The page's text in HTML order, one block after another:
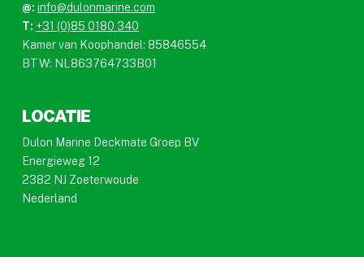
@: info@dulonmarine.com
T: +31 (0)85 0180 340
Kamer van Koophandel: 85846554
BTW: NL863764733B01
LOCATIE
Dulon Marine Deckmate Groep BV
Energieweg 12
2382 NJ Zoeterwoude
Nederland